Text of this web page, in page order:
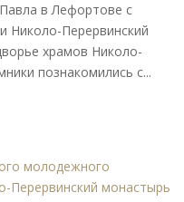
в Лефортове с
Николо-Перервинский
храмов Николо-
познакомились с...